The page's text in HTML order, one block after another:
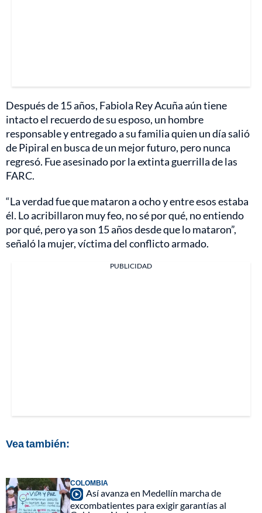
Después de 15 años, Fabiola Rey Acuña aún tiene
intacto el recuerdo de su esposo, un hombre
responsable y entregado a su familia quien un día salió
de Pipiral en busca de un mejor futuro, pero nunca
regresó. Fue asesinado por la extinta guerrilla de las
FARC.
“La verdad fue que mataron a ocho y entre esos estaba
él. Lo acribillaron muy feo, no sé por qué, no entiendo
por qué, pero ya son 15 años desde que lo mataron”,
señaló la mujer, víctima del conflicto armado.
PUBLICIDAD
Vea también:
COLOMBIA
Así avanza en Medellín marcha de
excombatientes para exigir garantías al